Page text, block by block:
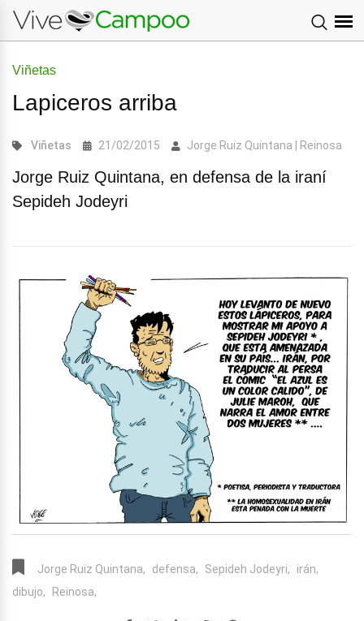
Viñetas
Lapiceros arriba
Viñetas 21/02/2015 Jorge Ruiz Quintana | Reinosa
Jorge Ruiz Quintana, en defensa de la iraní
Sepideh Jodeyri
Jorge Ruiz Quintana, defensa, Sepideh Jodeyri,
irán,
dibujo,
Reinosa,